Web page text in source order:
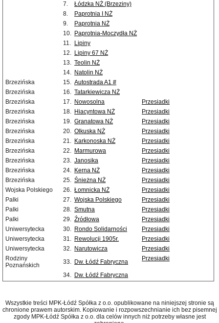
7.
Łódzka NŻ (Brzeziny)
8.
Paprotnia I NŻ
9.
Paprotnia NŻ
10. Paprotnia-Moczydła NŻ
11.
Lipiny
12. Lipiny 67 NŻ
13. Teolin NŻ
14. Natolin NŻ
Brzezińska
15. Autostrada A1 #
Brzezińska
16. Tatarkiewicza NŻ
Brzezińska
17. Nowosolna
Przesiadki
Brzezińska
18. Hiacyntowa NŻ
Przesiadki
Brzezińska
19. Granatowa NŻ
Przesiadki
Brzezińska
20. Olkuska NŻ
Przesiadki
Brzezińska
21. Karkonoska NŻ
Przesiadki
Brzezińska
22. Marmurowa
Przesiadki
Brzezińska
23. Janosika
Przesiadki
Brzezińska
24. Kerna NŻ
Przesiadki
Brzezińska
25. Śnieżna NŻ
Przesiadki
Wojska Polskiego
26. Łomnicka NŻ
Przesiadki
Palki
27. Wojska Polskiego
Przesiadki
Palki
28. Smutna
Przesiadki
Palki
29. Źródłowa
Przesiadki
Uniwersytecka
30. Rondo Solidarności
Przesiadki
Uniwersytecka
31. Rewolucji 1905r.
Przesiadki
Uniwersytecka
32. Narutowicza
Przesiadki
Rodziny
Poznańskich
33. Dw. Łódź Fabryczna Przesiadki
34. Dw. Łódź Fabryczna
Wszystkie treści MPK-Łódź Spółka z o.o. opublikowane na niniejszej stronie są
chronione prawem autorskim. Kopiowanie i rozpowszechnianie ich bez pisemnej
zgody MPK-Łódź Spółka z o.o. dla celów innych niż potrzeby własne jest